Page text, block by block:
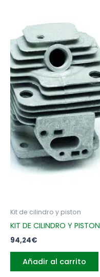
Kit de cilindro y piston
KIT DE CILINDRO Y
94,24€
Añadir al carrito